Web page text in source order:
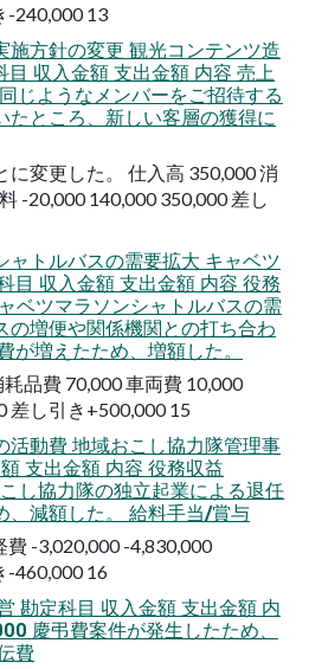
-240,000 13
施方針の変更 観光コンテンツ造
目 収入金額 支出金額 内容 売上
じようなメンバーをご招待する
たところ、新しい客層の獲得に
に変更した。 仕入高 350,000 消
-20,000 140,000 350,000 差し
ャトルバスの需要拡大 キャベツ
目 収入金額 支出金額 内容 役務
ベツマラソンシャトルバスの需
の増便や関係機関との打ち合わ
が増えたため、増額した。
品費 70,000 車両費 10,000
差し引き+500,000 15
活動費 地域おこし協力隊管理事
支出金額 内容 役務収益
し協力隊の独立起業による退任
、減額した。 給料手当/賞与
費 -3,020,000 -4,830,000
-460,000 16
勘定科目 収入金額 支出金額 内
慶弔費案件が発生したため、
費